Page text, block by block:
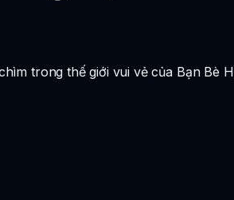
trong thế giới vui vẻ của Bạn Bè